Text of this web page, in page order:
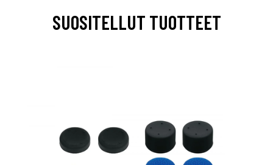
SUOSITELLUT TUOTTEET